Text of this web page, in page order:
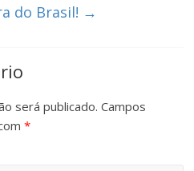
do Brasil! →
será publicado. Campos
*